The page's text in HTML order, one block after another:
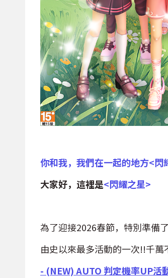
你和我，我們在一起的地方<閃
大家好，這裡是<閃耀之星>
為了迎接2026春節，特別準備
由史以來最多活動的一次!!千萬
- (NEW) AUTO 判定機率UP活